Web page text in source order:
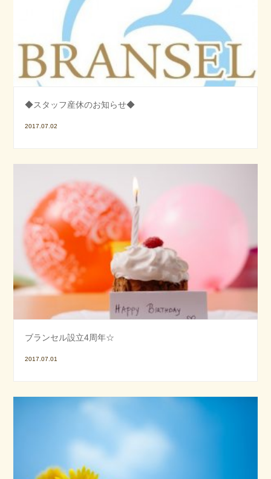
◆スタッフ産休のお知らせ◆
2017.07.02
ブランセル設立4周年☆
2017.07.01